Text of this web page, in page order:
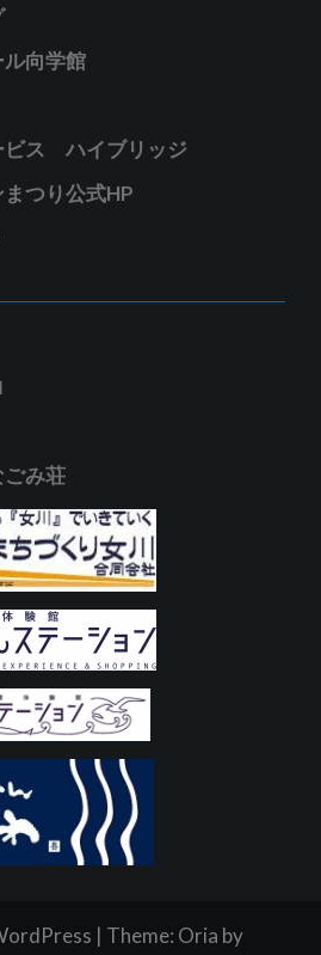
向学館
ビス ハイブリッジ
つり公式HP
み荘
| Theme: Oria by